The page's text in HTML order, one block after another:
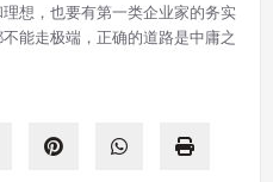
想，也要有第一类企业家的务实
能走极端，正确的道路是中庸之